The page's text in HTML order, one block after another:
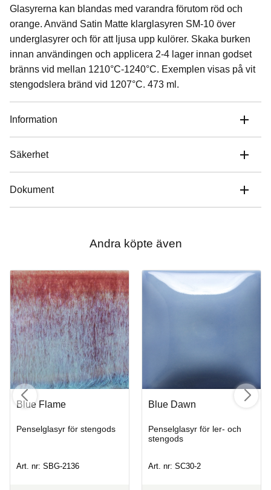
Glasyrerna kan blandas med varandra förutom röd och
orange. Använd Satin Matte klarglasyren SM-10 över
underglasyrer och för att ljusa upp kulörer. Skaka burken
innan användingen och applicera 2-4 lager innan godset
bränns vid mellan 1210°C-1240°C. Exemplen visas på vit
stengodslera bränd vid 1207°C. 473 ml.
Information
Säkerhet
Dokument
Andra köpte även
Blue Flame
Penselglasyr för stengods
Art. nr: SBG-2136
Blue Dawn
Penselglasyr för ler- och
stengods
Art. nr: SC30-2